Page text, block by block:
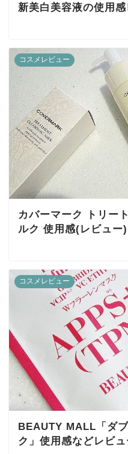
新美白美容液の使用
コスメレビュー
カバーマーク トリー
ルク 使用感(レビュー
コスメレビュー
BEAUTY MALL「ダ
ク」使用感などレビュ